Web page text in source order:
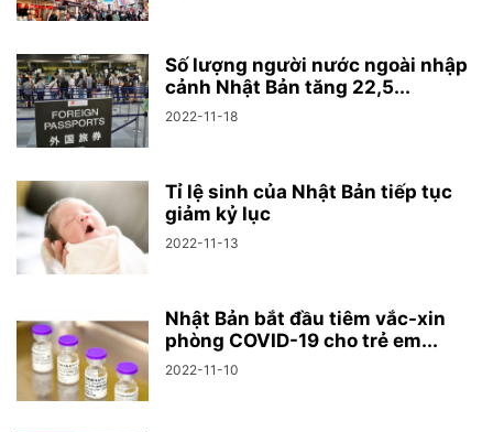
Số lượng người nước ngoài nhập
cảnh Nhật Bản tăng 22,5...
2022-11-18
Tỉ lệ sinh của Nhật Bản tiếp tục
giảm kỷ lục
2022-11-13
Nhật Bản bắt đầu tiêm vắc-xin
phòng COVID-19 cho trẻ em...
2022-11-10